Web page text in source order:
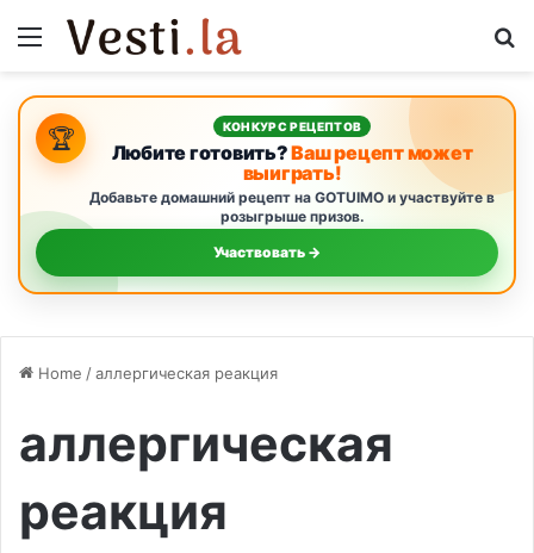
Menu
🏆 КОНКУРС РЕЦЕПТОВ
Любите готовить?Ваш рецепт может
выиграть!
Добавьте домашний рецепт на GOTUIMO и участвуйте в
розыгрыше призов.
Участвовать →
Home /аллергическая реакция
аллергическая
реакция